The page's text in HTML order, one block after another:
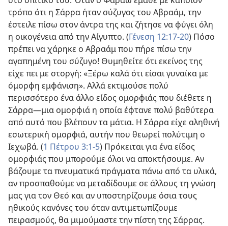
τρόπο ότι η Σάρρα ήταν σύζυγος του Αβραάμ, την
έστειλε πίσω στον άντρα της και ζήτησε να φύγει όλη
η οικογένεια από την Αίγυπτο. (Γένεση 12:17-20) Πόσο
πρέπει να χάρηκε ο Αβραάμ που πήρε πίσω την
αγαπημένη του σύζυγο! Θυμηθείτε ότι εκείνος της
είχε πει με στοργή: «Ξέρω καλά ότι είσαι γυναίκα με
όμορφη εμφάνιση». Αλλά εκτιμούσε πολύ
περισσότερο ένα άλλο είδος ομορφιάς που διέθετε η
Σάρρα​—μια ομορφιά η οποία έφτανε πολύ βαθύτερα
από αυτό που βλέπουν τα μάτια. Η Σάρρα είχε αληθινή
εσωτερική ομορφιά, αυτήν που θεωρεί πολύτιμη ο
Ιεχωβά. (1 Πέτρου 3:1-5) Πρόκειται για ένα είδος
ομορφιάς που μπορούμε όλοι να αποκτήσουμε. Αν
βάζουμε τα πνευματικά πράγματα πάνω από τα υλικά,
αν προσπαθούμε να μεταδίδουμε σε άλλους τη γνώση
μας για τον Θεό και αν υποστηρίζουμε όσια τους
ηθικούς κανόνες του όταν αντιμετωπίζουμε
πειρασμούς, θα μιμούμαστε την πίστη της Σάρρας.